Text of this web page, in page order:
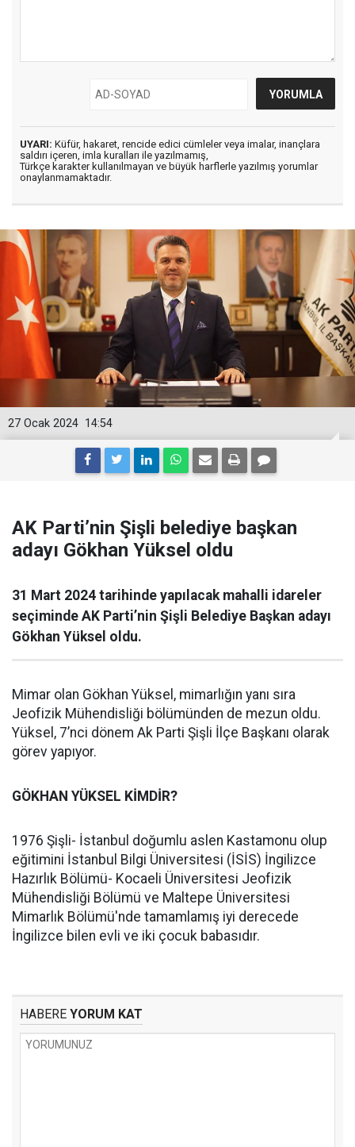
UYARI: Küfür, hakaret, rencide edici cümleler veya imalar, inançlara
saldırı içeren, imla kuralları ile yazılmamış,
Türkçe karakter kullanılmayan ve büyük harflerle yazılmış yorumlar
onaylanmamaktadır.
14:54
27 Ocak 2024
AK Parti’nin Şişli belediye başkan
adayı Gökhan Yüksel oldu
31 Mart 2024 tarihinde yapılacak mahalli idareler
seçiminde AK Parti’nin Şişli Belediye Başkan adayı
Gökhan Yüksel oldu.
Mimar olan Gökhan Yüksel, mimarlığın yanı sıra
Jeofizik Mühendisliği bölümünden de mezun oldu.
Yüksel, 7’nci dönem Ak Parti Şişli İlçe Başkanı olarak
görev yapıyor.
GÖKHAN YÜKSEL KİMDİR?
1976 Şişli- İstanbul doğumlu aslen Kastamonu olup
eğitimini İstanbul Bilgi Üniversitesi (İSİS) İngilizce
Hazırlık Bölümü- Kocaeli Üniversitesi Jeofizik
Mühendisliği Bölümü ve Maltepe Üniversitesi
Mimarlık Bölümü'nde tamamlamış iyi derecede
İngilizce bilen evli ve iki çocuk babasıdır.
HABERE YORUM KAT